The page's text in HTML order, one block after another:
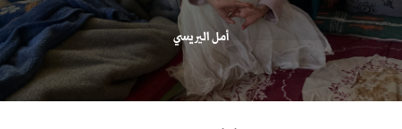
أمل اليريسي